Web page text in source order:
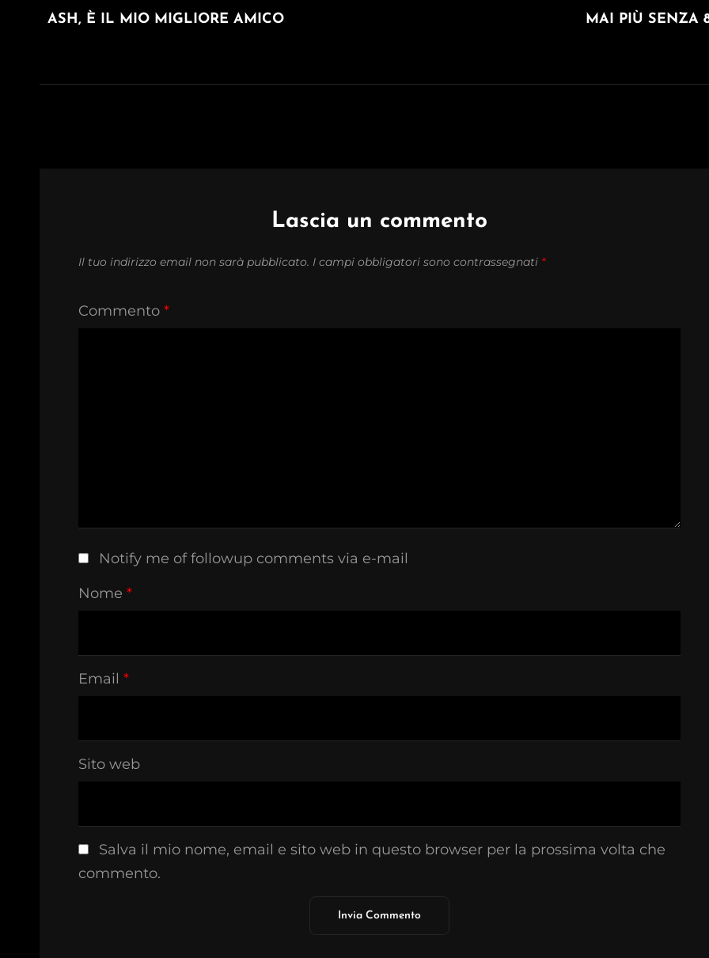
articoli
POST
ASH, È IL MIO MIGLIORE AMICO MAI PIÙ SENZA
Lascia un commento
Il tuo indirizzo email non sarà pubblicato. I campi obbligatori sono contrassegnati *
Commento *
Notify me of followup comments via e-mail
Nome *
Email *
Sito web
Salva il mio nome, email e sito web in questo browser per la prossima volta che
commento.